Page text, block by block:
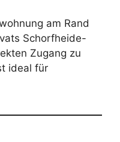
am Rand
Schorfheide-
Zugang zu
ideal für